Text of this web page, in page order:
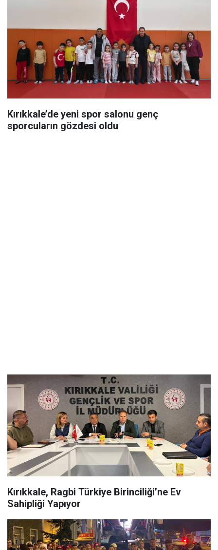
Kırıkkale’de yeni spor salonu genç
sporcuların gözdesi oldu
Kırıkkale, Ragbi Türkiye Birinciliği’ne Ev
Sahipliği Yapıyor